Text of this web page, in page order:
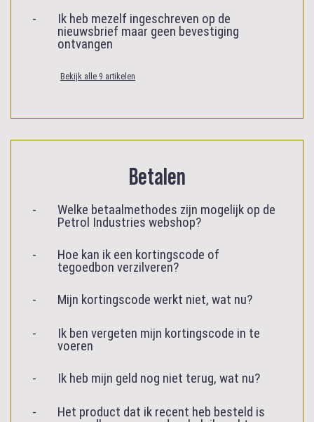
Ik heb mezelf ingeschreven op de
nieuwsbrief maar geen bevestiging
ontvangen
Bekijk alle 9 artikelen
Betalen
Welke betaalmethodes zijn mogelijk op de
Petrol Industries webshop?
Hoe kan ik een kortingscode of
tegoedbon verzilveren?
Mijn kortingscode werkt niet, wat nu?
Ik ben vergeten mijn kortingscode in te
voeren
Ik heb mijn geld nog niet terug, wat nu?
Het product dat ik recent heb besteld is